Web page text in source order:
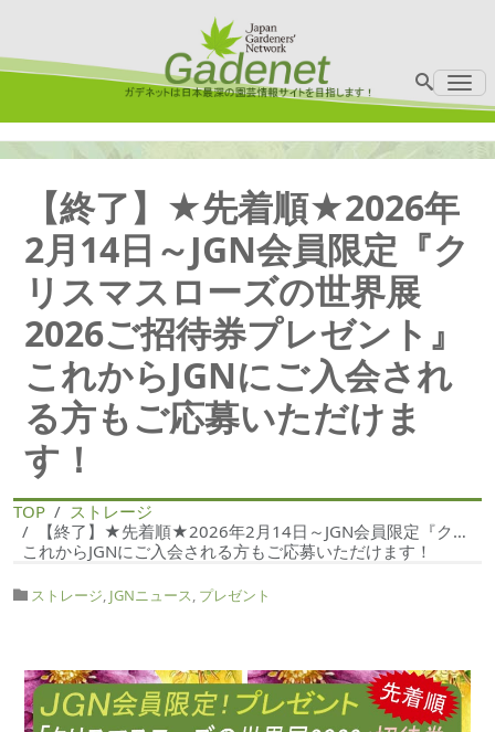
【終了】★先着順★2026年
2月14日～JGN会員限定『ク
リスマスローズの世界展
2026ご招待券プレゼント』
これからJGNにご入会され
る方もご応募いただけま
す！
TOP
ストレージ
【終了】★先着順★2026年2月14日～JGN会員限定『クリスマスローズの世界展2026ご招待券プレゼント』
これからJGNにご入会される方もご応募いただけます！
ストレージ, JGNニュース, プレゼント